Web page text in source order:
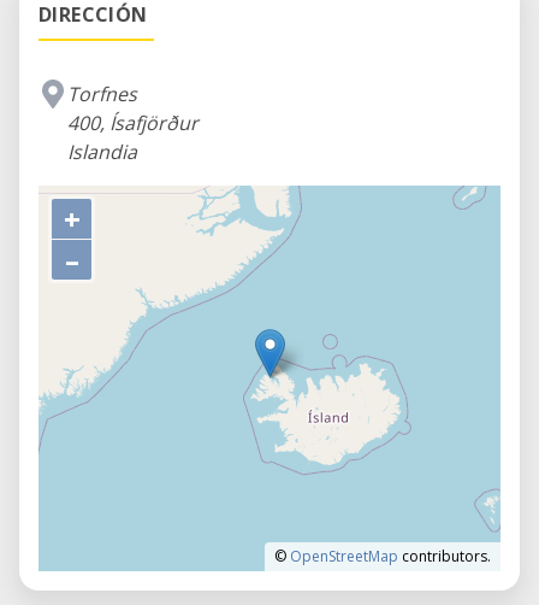
DIRECCIÓN
Torfnes
400, Ísafjörður
Islandia
+
–
© OpenStreetMap contributors.